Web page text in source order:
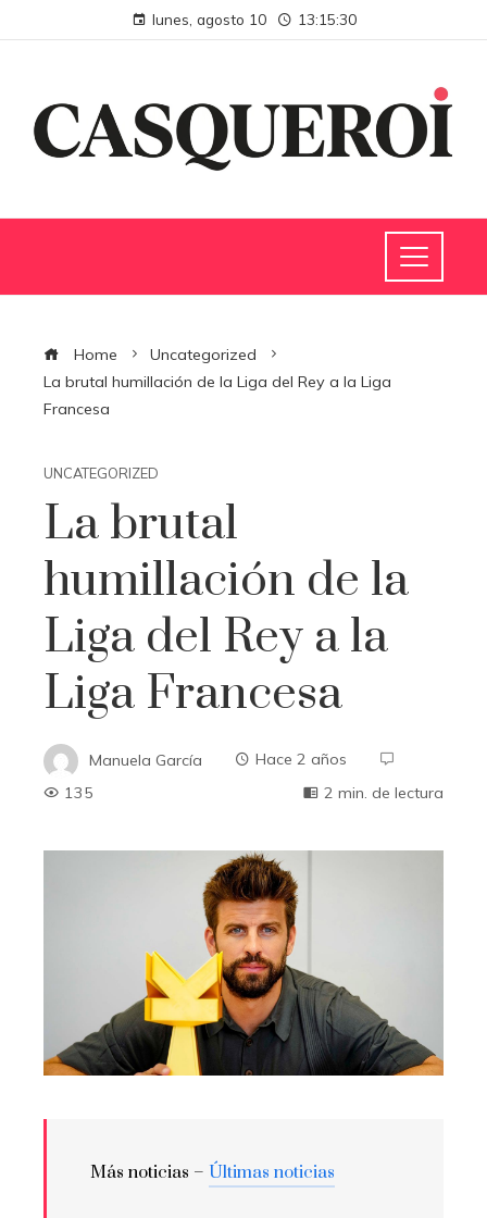
lunes, agosto 10 13:15:31
Home
Uncategorized
La brutal humillación de la Liga del Rey a la Liga
Francesa
UNCATEGORIZED
La brutal
humillación de la
Liga del Rey a la
Liga Francesa
Manuela García
Hace 2 años
135
2 min. de lectura
Más noticias – Últimas noticias